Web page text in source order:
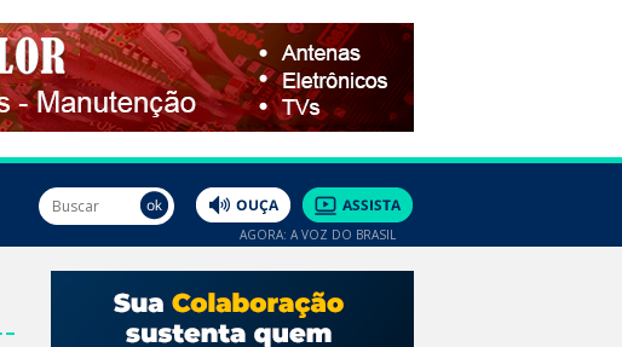
AGORA: A VOZ DO BRASIL